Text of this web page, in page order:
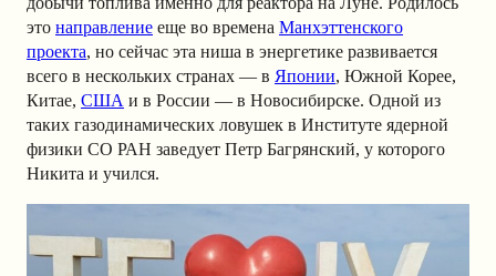
это направление еще во времена Манхэттенского
проекта, но сейчас эта ниша в энергетике развивается
всего в нескольких странах — в Японии, Южной Корее,
Китае, США и в России — в Новосибирске. Одной из
таких газодинамических ловушек в Институте ядерной
физики СО РАН заведует Петр Багрянский, у которого
Никита и учился.